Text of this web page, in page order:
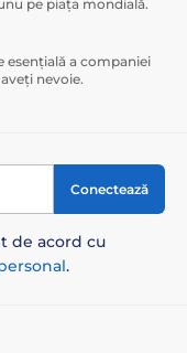
pe piața mondială.
esențială a companiei
nevoie.
Conectează
de acord cu
.